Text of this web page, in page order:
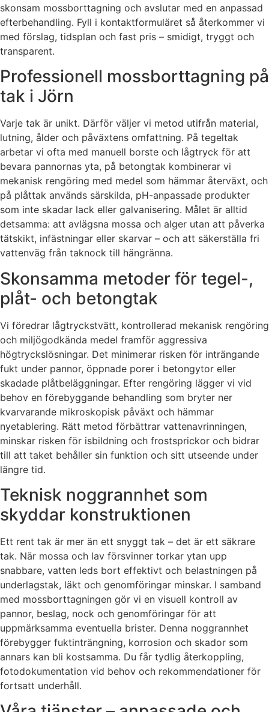
skonsam mossborttagning och avslutar med en anpassad
efterbehandling. Fyll i kontaktformuläret så återkommer vi
med förslag, tidsplan och fast pris – smidigt, tryggt och
transparent.
Professionell mossborttagning på
tak i Jörn
Varje tak är unikt. Därför väljer vi metod utifrån material,
lutning, ålder och påväxtens omfattning. På tegeltak
arbetar vi ofta med manuell borste och lågtryck för att
bevara pannornas yta, på betongtak kombinerar vi
mekanisk rengöring med medel som hämmar återväxt, och
på plåttak används särskilda, pH-anpassade produkter
som inte skadar lack eller galvanisering. Målet är alltid
detsamma: att avlägsna mossa och alger utan att påverka
tätskikt, infästningar eller skarvar – och att säkerställa fri
vattenväg från taknock till hängränna.
Skonsamma metoder för tegel-,
plåt- och betongtak
Vi föredrar lågtryckstvätt, kontrollerad mekanisk rengöring
och miljögodkända medel framför aggressiva
högtryckslösningar. Det minimerar risken för inträngande
fukt under pannor, öppnade porer i betongytor eller
skadade plåtbeläggningar. Efter rengöring lägger vi vid
behov en förebyggande behandling som bryter ner
kvarvarande mikroskopisk påväxt och hämmar
nyetablering. Rätt metod förbättrar vattenavrinningen,
minskar risken för isbildning och frostsprickor och bidrar
till att taket behåller sin funktion och sitt utseende under
längre tid.
Teknisk noggrannhet som
skyddar konstruktionen
Ett rent tak är mer än ett snyggt tak – det är ett säkrare
tak. När mossa och lav försvinner torkar ytan upp
snabbare, vatten leds bort effektivt och belastningen på
underlagstak, läkt och genomföringar minskar. I samband
med mossborttagningen gör vi en visuell kontroll av
pannor, beslag, nock och genomföringar för att
uppmärksamma eventuella brister. Denna noggrannhet
förebygger fuktinträngning, korrosion och skador som
annars kan bli kostsamma. Du får tydlig återkoppling,
fotodokumentation vid behov och rekommendationer för
fortsatt underhåll.